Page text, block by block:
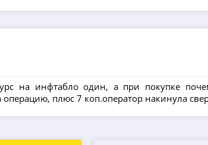
на инфтабло один, а при покупке
плюс 7 коп.оператор накинула